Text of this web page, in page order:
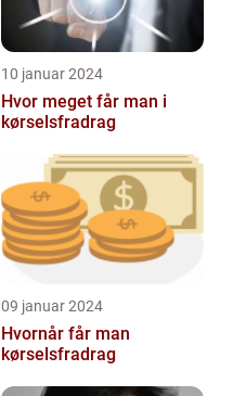
10 januar 2024
Hvor meget får man i
kørselsfradrag
09 januar 2024
Hvornår får man
kørselsfradrag